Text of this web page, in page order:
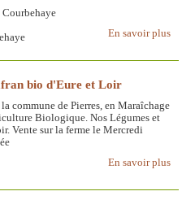
Courbehaye
En savoir plus
bio d'Eure et Loir
commune de Pierres, en Maraîchage
Biologique. Nos Légumes et
Vente sur la ferme le Mercredi
En savoir plus